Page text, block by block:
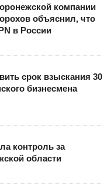
компании
объяснил, что
в России
срок взыскания 30
бизнесмена
контроль за
области